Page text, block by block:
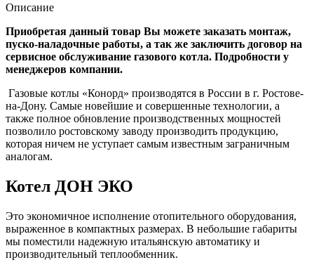
Описание
Приобретая данный товар Вы можете заказать монтаж,
пуско-наладочные работы, а так же заключить договор на
сервисное обслуживание газового котла. Подробности у
менеджеров компании.
Газовые котлы «Конорд» производятся в России в г. Ростове-
на-Дону. Самые новейшие и совершенные технологии, а
также полное обновление производственных мощностей
позволило ростовскому заводу производить продукцию,
которая ничем не уступает самым известным заграничным
аналогам.
Котел ДОН ЭКО
Это экономичное исполнение отопительного оборудования,
выраженное в компактных размерах. В небольшие габариты
мы поместили надежную итальянскую автоматику и
производительный теплообменник.